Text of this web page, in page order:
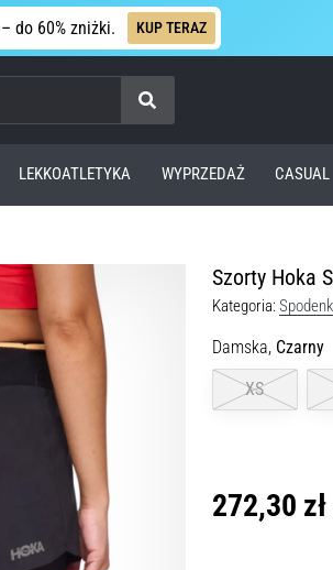
do 60% zniżki. KUP TERAZ
Szukaj
LEKKOATLETYKA WYPRZEDAŻ CASUAL
Szorty Hoka
Kategoria:
Damska, Czarny
XS
272,30 zł